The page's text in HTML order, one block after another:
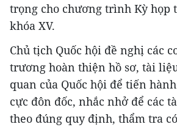
trọng cho chương trình Kỳ họp
khóa XV.
Chủ tịch Quốc hội đề nghị các
trương hoàn thiện hồ sơ, tài
quan của Quốc hội để tiến
cực đôn đốc, nhắc nhở để các
theo đúng quy định, thẩm tra